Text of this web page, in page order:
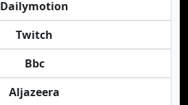
Dailymotion
Twitch
Bbc
Aljazeera